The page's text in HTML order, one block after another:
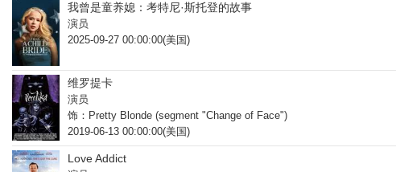
我曾是童养媳：考特尼·斯托登的故事
演员
2025-09-27 00:00:00(美国)
维罗提卡
演员
饰：Pretty Blonde (segment "Change of Face")
2019-06-13 00:00:00(美国)
Love Addict